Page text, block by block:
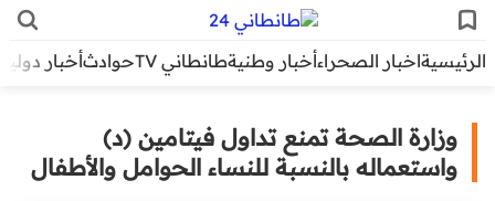
الرئيسيةاخبار الصحراءأخبار وطنيةطانطاني TV حوادثأخبار دولية
وزارة الصحة تمنع تداول فيتامين (د)
واستعماله بالنسبة للنساء الحوامل والأطفال